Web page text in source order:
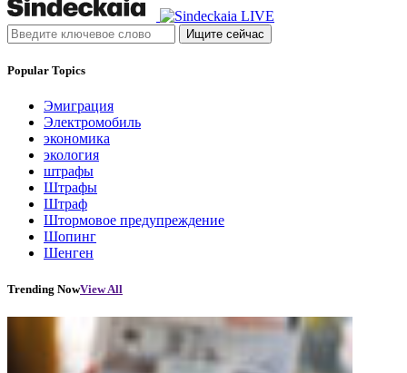
Ищите сейчас
Popular Topics
Эмиграция
Электромобиль
экономика
экология
штрафы
Штрафы
Штраф
Штормовое предупреждение
Шопинг
Шенген
Trending NowView All